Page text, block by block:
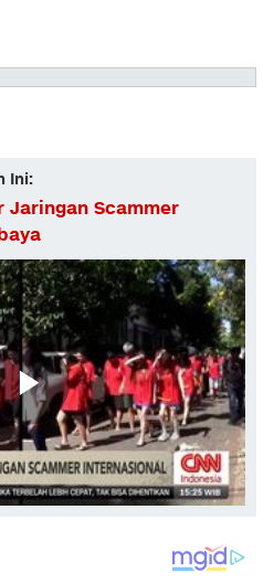
Ini:
Jaringan Scammer